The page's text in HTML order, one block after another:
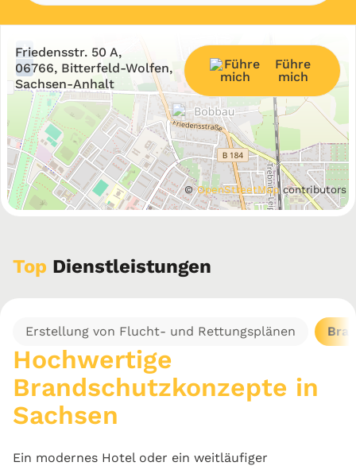
+
−
©OpenStreetMapcontributors
Friedensstr. 50 A,
06766, Bitterfeld-Wolfen,
Sachsen-Anhalt
Führe
mich
Top Dienstleistungen
Erstellung von Flucht- und Rettungsplänen
Hochwertige
Brandschutzkonzepte in
Sachsen
Ein modernes Hotel oder ein weitläufiger